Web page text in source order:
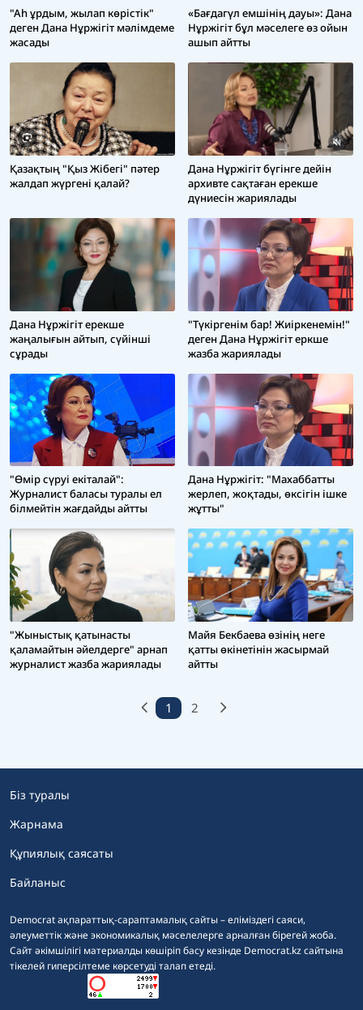
"Аһ ұрдым, жылап көрістік"
деген Дана Нұржігіт мәлімдеме
жасады
«Бағдагүл емшінің дауы»: Дана
Нұржігіт бұл мәселеге өз ойын
ашып айтты
Қазақтың "Қыз Жібегі" пәтер
жалдап жүргені қалай?
Дана Нұржігіт бүгінге дейін
архивте сақтаған ерекше
дүниесін жариялады
Дана Нұржігіт ерекше
жаңалығын айтып, сүйінші
сұрады
"Түкіргенім бар! Жиіркенемін!"
деген Дана Нұржігіт еркше
жазба жариялады
"Өмір сүруі екіталай":
Журналист баласы туралы ел
білмейтін жағдайды айтты
Дана Нұржігіт: "Махаббатты
жерлеп, жоқтады, өксігін ішке
жұтты"
"Жыныстық қатынасты
қаламайтын әйелдерге" арнап
журналист жазба жариялады
Майя Бекбаева өзінің неге
қатты өкінетінін жасырмай
айтты
1 2
Democrat ақпараттық-сараптамалық сайты – еліміздегі саяси,
әлеуметтік және экономикалық мәселелерге арналған бірегей жоба.
Сайт әкімшілігі материалды көшіріп басу кезінде Democrat.kz сайтына
тікелей гиперсілтеме көрсетуді талап етеді.
Біз туралы
Жарнама
Құпиялық саясаты
Байланыс